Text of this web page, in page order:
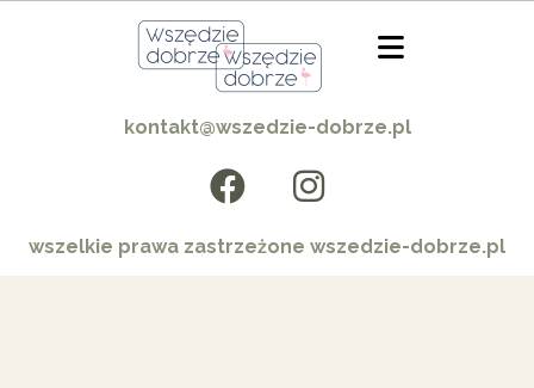
kontakt@wszedzie-dobrze.pl
wszelkie prawa zastrzeżone wszedzie-dobrze.pl